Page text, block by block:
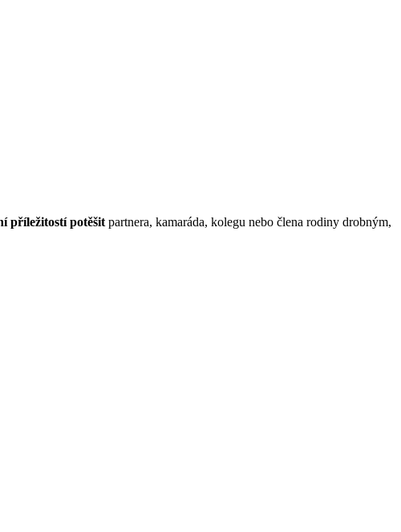
příležitostí potěšit partnera, kamaráda, kolegu nebo člena rodiny drobným,